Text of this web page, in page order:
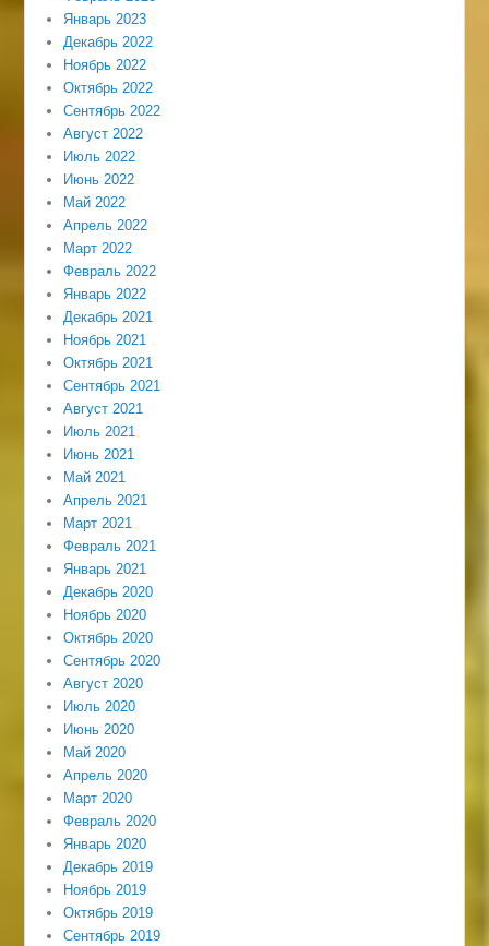
Январь 2023
Декабрь 2022
Ноябрь 2022
Октябрь 2022
Сентябрь 2022
Август 2022
Июль 2022
Июнь 2022
Май 2022
Апрель 2022
Март 2022
Февраль 2022
Январь 2022
Декабрь 2021
Ноябрь 2021
Октябрь 2021
Сентябрь 2021
Август 2021
Июль 2021
Июнь 2021
Май 2021
Апрель 2021
Март 2021
Февраль 2021
Январь 2021
Декабрь 2020
Ноябрь 2020
Октябрь 2020
Сентябрь 2020
Август 2020
Июль 2020
Июнь 2020
Май 2020
Апрель 2020
Март 2020
Февраль 2020
Январь 2020
Декабрь 2019
Ноябрь 2019
Октябрь 2019
Сентябрь 2019